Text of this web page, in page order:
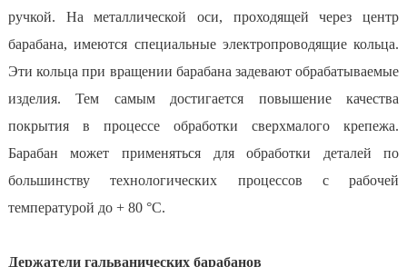
ручкой. На металлической оси, проходящей через центр
барабана, имеются специальные электропроводящие кольца.
Эти кольца при вращении барабана задевают обрабатываемые
изделия. Тем самым достигается повышение качества
покрытия в процессе обработки сверхмалого крепежа.
Барабан может применяться для обработки деталей по
большинству технологических процессов с рабочей
температурой до + 80 °С.
Держатели гальванических барабанов